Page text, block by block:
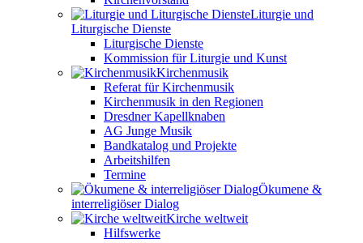
Liturgie und
Liturgische Dienste
Liturgische Dienste
Kommission für Liturgie und Kunst
Kirchenmusik
Referat für Kirchenmusik
Kirchenmusik in den Regionen
Dresdner Kapellknaben
AG Junge Musik
Bandkatalog und Projekte
Arbeitshilfen
Termine
Ökumene &
interreligiöser Dialog
Kirche weltweit
Hilfswerke